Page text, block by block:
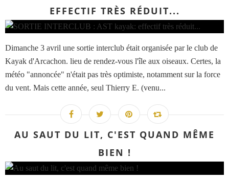
EFFECTIF TRÈS RÉDUIT...
Dimanche 3 avril une sortie interclub était organisée par le club de
Kayak d'Arcachon. lieu de rendez-vous l'île aux oiseaux. Certes, la
météo "annoncée" n'était pas très optimiste, notamment sur la force
du vent. Mais cette année, seul Thierry E. (venu...
AU SAUT DU LIT, C'EST QUAND MÊME
BIEN !